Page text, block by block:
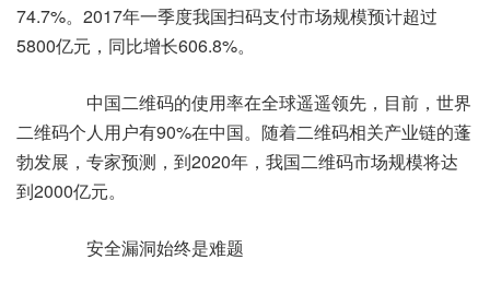
74.7%。2017年一季度我国扫码支付市场规模预计超过
5800亿元，同比增长606.8%。
中国二维码的使用率在全球遥遥领先，目前，世界
二维码个人用户有90%在中国。随着二维码相关产业链的蓬
勃发展，专家预测，到2020年，我国二维码市场规模将达
到2000亿元。
安全漏洞始终是难题